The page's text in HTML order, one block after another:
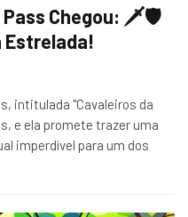
Pass Chegou: 🗡️🛡️
Estrelada!
intitulada "Cavaleiros da
e ela promete trazer uma
imperdível para um dos